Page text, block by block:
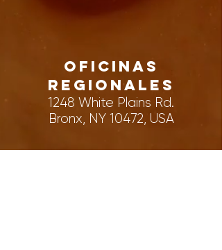
OFICINAS
REGIONALES
1248 White Plains Rd.
Bronx, NY 10472, USA